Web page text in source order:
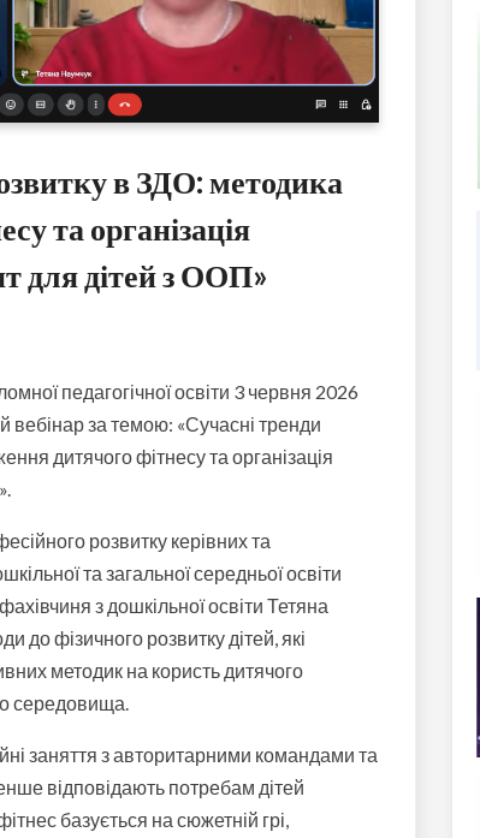
в ЗДО: методика
та організація
для дітей з ООП»
педагогічної освіти 3 червня 2026
за темою: «Сучасні тренди
дитячого фітнесу та організація
розвитку керівних та
та загальної середньої освіти
з дошкільної освіти Тетяна
до фізичного розвитку дітей, які
методик на користь дитячого
середовища.
заняття з авторитарними командами та
відповідають потребам дітей
базується на сюжетній грі,